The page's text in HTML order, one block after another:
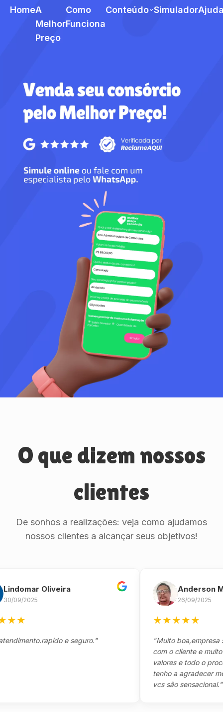
HomeA
Melhor
Preço
Como
Funciona
Conteúdo Simulador
O que dizem nossos
clientes
De sonhos a realizações: veja como ajudamos
nossos clientes a alcançar seus objetivos!
Oliveira
2025
e seguro."
Anderson
26/09/2025
★★★
"Muito boa,empresa séria
com o cliente e muito
valores e todo o processo
tenho a agradecer
vcs são sensacional."